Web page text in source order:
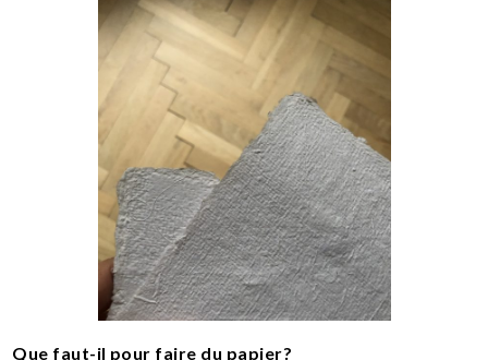
Que faut-il pour faire du papier?